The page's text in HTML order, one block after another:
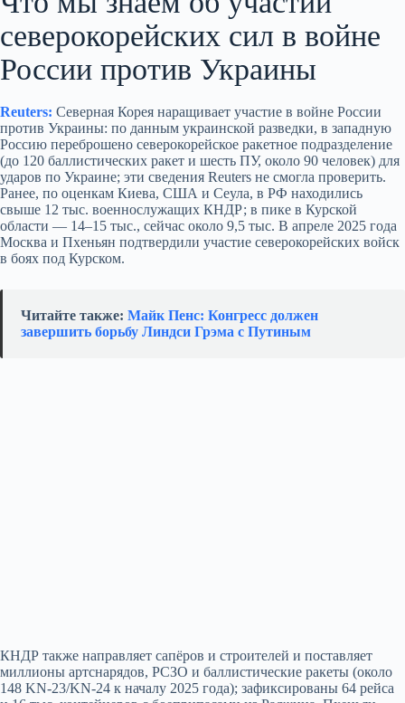
северокорейских сил в войне
России против Украины
Reuters: Северная Корея наращивает участие в войне России
против Украины: по данным украинской разведки, в западную
Россию переброшено северокорейское ракетное подразделение
(до 120 баллистических ракет и шесть ПУ, около 90 человек) для
ударов по Украине; эти сведения Reuters не смогла проверить.
Ранее, по оценкам Киева, США и Сеула, в РФ находились
свыше 12 тыс. военнослужащих КНДР; в пике в Курской
области — 14–15 тыс., сейчас около 9,5 тыс. В апреле 2025 года
Москва и Пхеньян подтвердили участие северокорейских войск
в боях под Курском.
Читайте также: Майк Пенс: Конгресс должен
завершить борьбу Линдси Грэма с Путиным
КНДР также направляет сапёров и строителей и поставляет
миллионы артснарядов, РСЗО и баллистические ракеты (около
148 KN-23/KN-24 к началу 2025 года); зафиксированы 64 рейса